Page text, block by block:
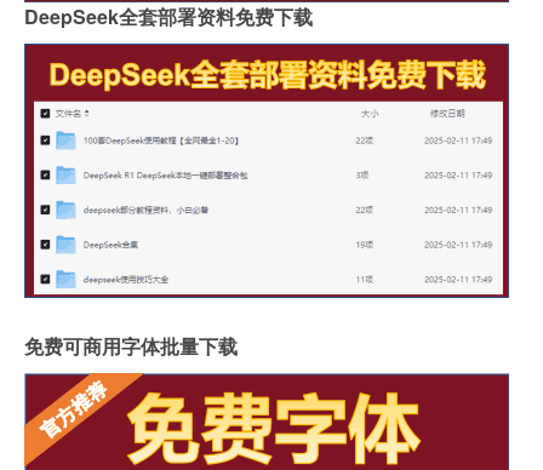
DeepSeek全套部署资料免费下载
免费可商用字体批量下载